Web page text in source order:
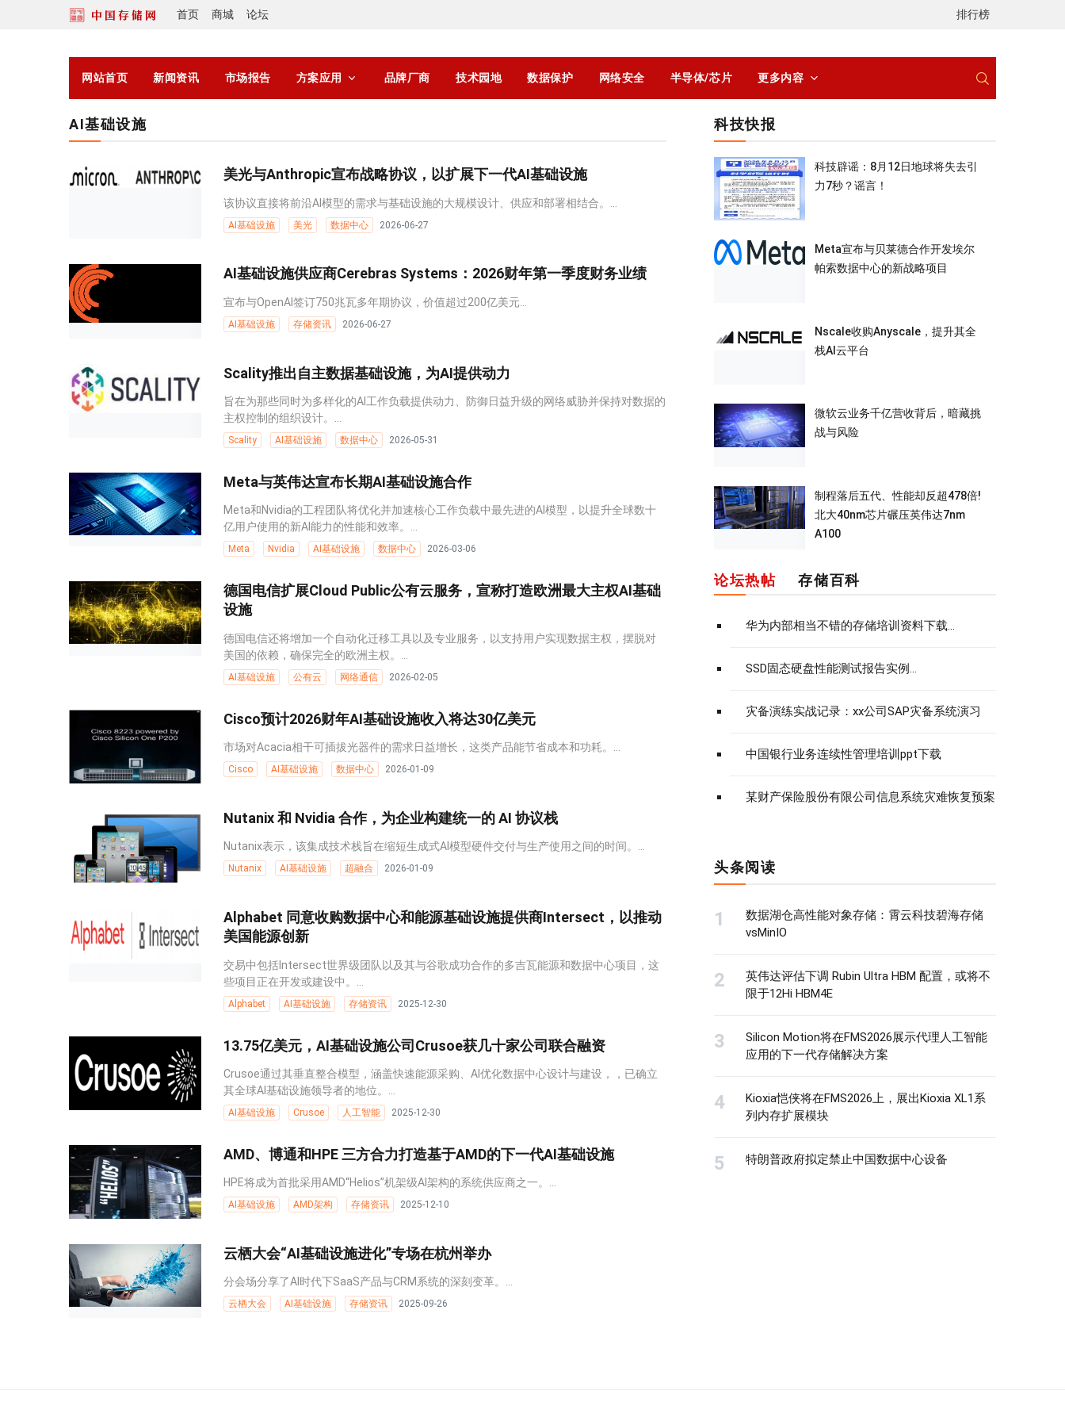
首页 商城 论坛 排行榜
网站首页 新闻资讯 市场报告 方案应用 品牌厂商 技术园地 数据保护 网络安全 半导体/芯片 更多内容
AI基础设施
美光与Anthropic宣布战略协议，以扩展下一代AI基础设施
该协议直接将前沿AI模型的需求与基础设施的大规模设计、供应和部署相结合。...
AI基础设施 美光 数据中心 2026-06-27
AI基础设施供应商Cerebras Systems：2026财年第一季度财务业绩
宣布与OpenAI签订750兆瓦多年期协议，价值超过200亿美元...
AI基础设施 存储资讯 2026-06-27
Scality推出自主数据基础设施，为AI提供动力
旨在为那些同时为多样化的AI工作负载提供动力、防御日益升级的网络威胁并保持对数据的
主权控制的组织设计。...
Scality AI基础设施 数据中心 2026-05-31
Meta与英伟达宣布长期AI基础设施合作
Meta和Nvidia的工程团队将优化并加速核心工作负载中最先进的AI模型，以提升全球数十
亿用户使用的新AI能力的性能和效率。...
Meta Nvidia AI基础设施 数据中心 2026-03-06
德国电信扩展Cloud Public公有云服务，宣称打造欧洲最大主权AI基础
设施
德国电信还将增加一个自动化迁移工具以及专业服务，以支持用户实现数据主权，摆脱对
美国的依赖，确保完全的欧洲主权。...
AI基础设施 公有云 网络通信 2026-02-05
Cisco预计2026财年AI基础设施收入将达30亿美元
市场对Acacia相干可插拔光器件的需求日益增长，这类产品能节省成本和功耗。...
Cisco AI基础设施 数据中心 2026-01-09
Nutanix 和 Nvidia 合作，为企业构建统一的 AI 协议栈
Nutanix表示，该集成技术栈旨在缩短生成式AI模型硬件交付与生产使用之间的时间。...
Nutanix AI基础设施 超融合 2026-01-09
Alphabet 同意收购数据中心和能源基础设施提供商Intersect，以推动
美国能源创新
交易中包括Intersect世界级团队以及其与谷歌成功合作的多吉瓦能源和数据中心项目，这
些项目正在开发或建设中。...
Alphabet AI基础设施 存储资讯 2025-12-30
13.75亿美元，AI基础设施公司Crusoe获几十家公司联合融资
Crusoe通过其垂直整合模型，涵盖快速能源采购、AI优化数据中心设计与建设，，已确立
其全球AI基础设施领导者的地位。...
AI基础设施 Crusoe 人工智能 2025-12-30
AMD、博通和HPE 三方合力打造基于AMD的下一代AI基础设施
HPE将成为首批采用AMD“Helios”机架级AI架构的系统供应商之一。...
AI基础设施 AMD架构 存储资讯 2025-12-10
云栖大会“AI基础设施进化”专场在杭州举办
分会场分享了AI时代下SaaS产品与CRM系统的深刻变革。...
云栖大会 AI基础设施 存储资讯 2025-09-26
科技快报
科技辟谣：8月12日地球将失去引
力7秒？谣言！
Meta宣布与贝莱德合作开发埃尔
帕索数据中心的新战略项目
Nscale收购Anyscale，提升其全
栈AI云平台
微软云业务千亿营收背后，暗藏挑
战与风险
制程落后五代、性能却反超478倍!
北大40nm芯片碾压英伟达7nm
A100
论坛热帖 存储百科
华为内部相当不错的存储培训资料下载...
SSD固态硬盘性能测试报告实例...
灾备演练实战记录：xx公司SAP灾备系统演习
中国银行业务连续性管理培训ppt下载
某财产保险股份有限公司信息系统灾难恢复预案
头条阅读
数据湖仓高性能对象存储：霄云科技碧海存储
vsMinIO
英伟达评估下调 Rubin Ultra HBM 配置，或将不
限于12Hi HBM4E
Silicon Motion将在FMS2026展示代理人工智能
应用的下一代存储解决方案
Kioxia恺侠将在FMS2026上，展出Kioxia XL1系
列内存扩展模块
特朗普政府拟定禁止中国数据中心设备